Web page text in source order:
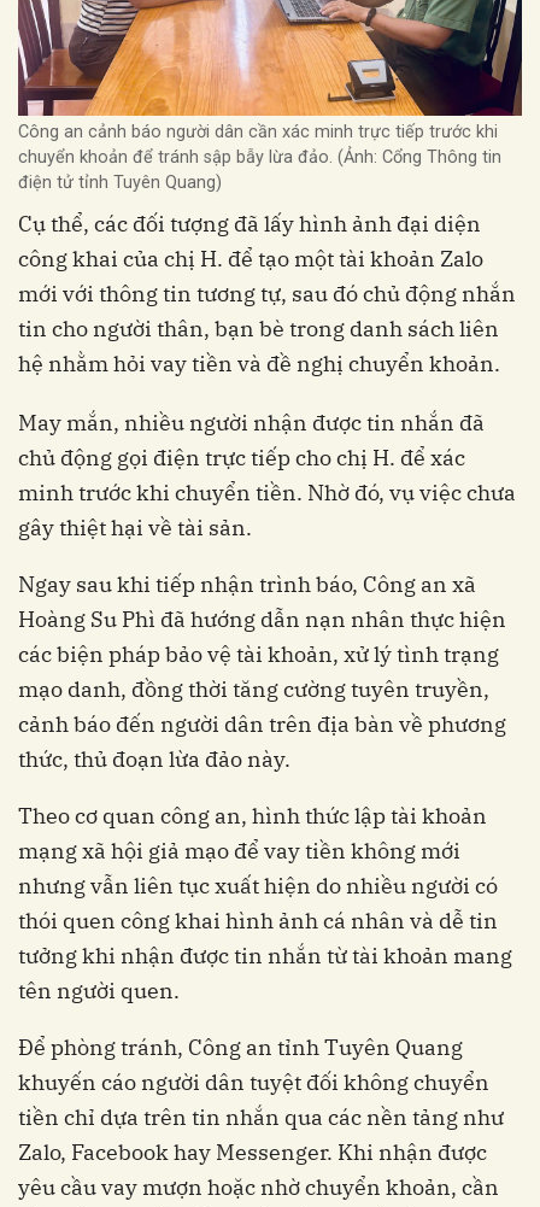
Công an cảnh báo người dân cần xác minh trực tiếp trước khi
chuyển khoản để tránh sập bẫy lừa đảo. (Ảnh: Cổng Thông tin
điện tử tỉnh Tuyên Quang)
Cụ thể, các đối tượng đã lấy hình ảnh đại diện
công khai của chị H. để tạo một tài khoản Zalo
mới với thông tin tương tự, sau đó chủ động nhắn
tin cho người thân, bạn bè trong danh sách liên
hệ nhằm hỏi vay tiền và đề nghị chuyển khoản.
May mắn, nhiều người nhận được tin nhắn đã
chủ động gọi điện trực tiếp cho chị H. để xác
minh trước khi chuyển tiền. Nhờ đó, vụ việc chưa
gây thiệt hại về tài sản.
Ngay sau khi tiếp nhận trình báo, Công an xã
Hoàng Su Phì đã hướng dẫn nạn nhân thực hiện
các biện pháp bảo vệ tài khoản, xử lý tình trạng
mạo danh, đồng thời tăng cường tuyên truyền,
cảnh báo đến người dân trên địa bàn về phương
thức, thủ đoạn lừa đảo này.
Theo cơ quan công an, hình thức lập tài khoản
mạng xã hội giả mạo để vay tiền không mới
nhưng vẫn liên tục xuất hiện do nhiều người có
thói quen công khai hình ảnh cá nhân và dễ tin
tưởng khi nhận được tin nhắn từ tài khoản mang
tên người quen.
Để phòng tránh, Công an tỉnh Tuyên Quang
khuyến cáo người dân tuyệt đối không chuyển
tiền chỉ dựa trên tin nhắn qua các nền tảng như
Zalo, Facebook hay Messenger. Khi nhận được
yêu cầu vay mượn hoặc nhờ chuyển khoản, cần